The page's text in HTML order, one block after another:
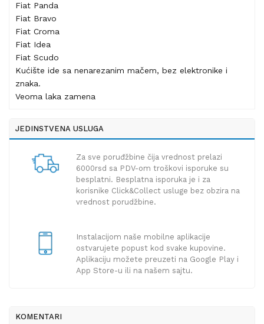
Fiat Panda
Fiat Bravo
Fiat Croma
Fiat Idea
Fiat Scudo
Kućište ide sa nenarezanim mačem, bez elektronike i
znaka.
Veoma laka zamena
JEDINSTVENA USLUGA
Za sve poruđžbine čija vrednost prelazi
6000rsd sa PDV-om troškovi isporuke su
besplatni. Besplatna isporuka je i za
korisnike Click&Collect usluge bez obzira na
vrednost porudžbine.
Instalacijom naše mobilne aplikacije
ostvarujete popust kod svake kupovine.
Aplikaciju možete preuzeti na Google Play i
App Store-u ili na našem sajtu.
KOMENTARI